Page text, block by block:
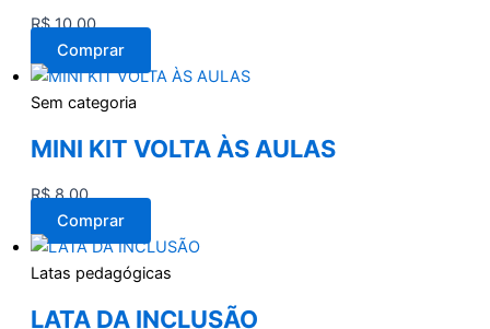
R$10,00
Comprar
Sem categoria
MINI KIT VOLTA ÀS AULAS
R$8,00
Comprar
Latas pedagógicas
LATA DA INCLUSÃO